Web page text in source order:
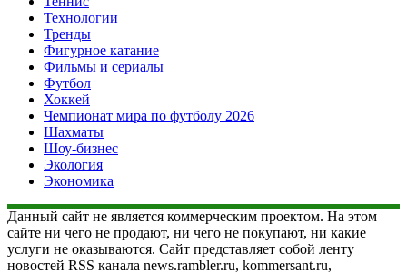
Технологии
Тренды
Фигурное катание
Фильмы и сериалы
Футбол
Хоккей
Чемпионат мира по футболу 2026
Шахматы
Шоу-бизнес
Экология
Экономика
Данный сайт не является коммерческим проектом. На этом
сайте ни чего не продают, ни чего не покупают, ни какие
услуги не оказываются. Сайт представляет собой ленту
новостей RSS канала news.rambler.ru, kommersant.ru,